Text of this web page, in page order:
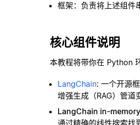
框架：负责将上述组件
核心组件说明
本教程将带你在 Python
LangChain: 一个开源
增强生成（RAG）管道
LangChain in-
通过精确的线性搜索找